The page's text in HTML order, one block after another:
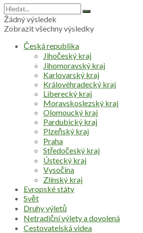
Žádný výsledek
Zobrazit všechny výsledky
Česká republika
Jihočeský kraj
Jihomoravský kraj
Karlovarský kraj
Královéhradecký kraj
Liberecký kraj
Moravskoslezský kraj
Olomoucký kraj
Pardubický kraj
Plzeňský kraj
Praha
Středočeský kraj
Ústecký kraj
Vysočina
Zlínský kraj
Evropské státy
Svět
Druhy výletů
Netradiční výlety a dovolená
Cestovatelská videa